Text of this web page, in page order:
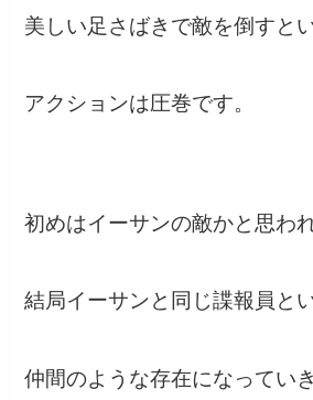
美しい足さばきで敵を倒すと
アクションは圧巻です。
初めはイーサンの敵かと思わ
結局イーサンと同じ諜報員と
仲間のような存在になってい